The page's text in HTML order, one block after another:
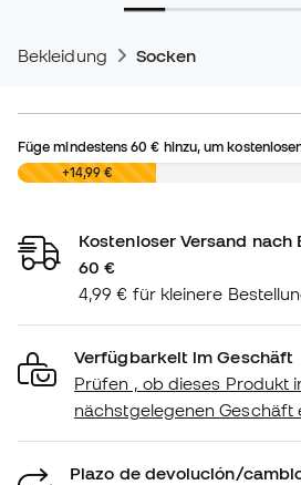
Bekleidung Socken
Füge mindestens60 € hinzu, um
0,00 € +14,99 €
Kostenloser Versand nach
60 €
4,99 € für kleinere
Verfügbarkeit im Geschäft
Prüfen , ob dieses Produkt
nächstgelegenen Geschäft
Plazo de devolución/